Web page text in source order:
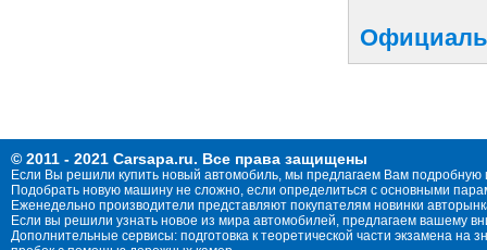
© 2011 - 2021 Carsapa.ru. Все права защищены
Если Вы решили купить новый автомобиль, мы предлагаем Вам
Подобрать новую машину не сложно, если определиться с основными
Еженедельно производители представляют покупателям новинки
Если вы решили узнать новое из мира автомобилей, предлагаем вашему
Дополнительные сервисы: подготовка к теоретической части экзамена